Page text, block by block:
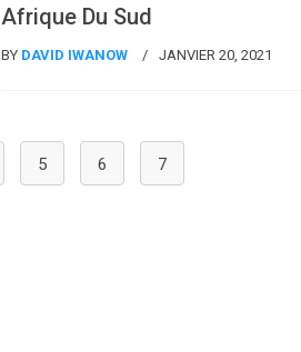
Afrique Du Sud
BY DAVID IWANOW JANVIER 20, 2021
5 6 7